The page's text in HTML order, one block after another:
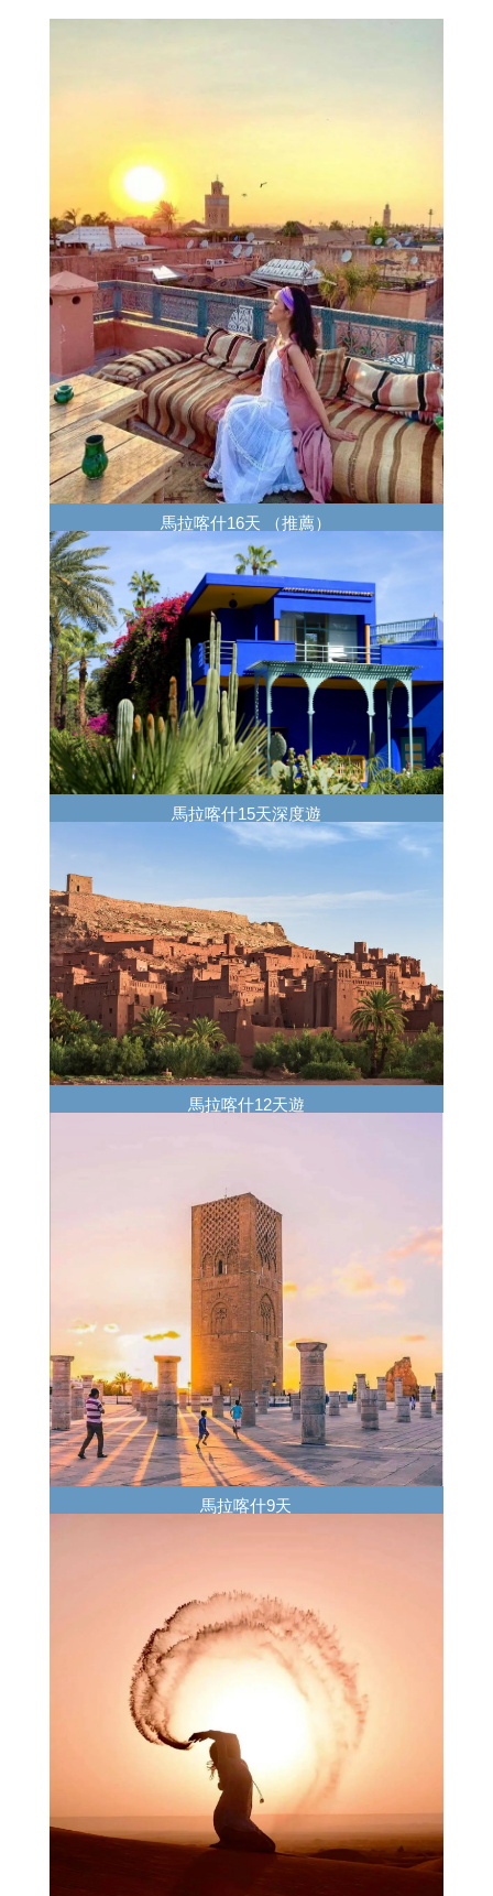
馬拉喀什16天 （推薦）
馬拉喀什15天深度遊
馬拉喀什12天遊
馬拉喀什9天